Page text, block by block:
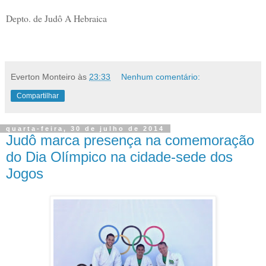
Depto. de Judô A Hebraica
Everton Monteiro às 23:33 Nenhum comentário:
Compartilhar
quarta-feira, 30 de julho de 2014
Judô marca presença na comemoração
do Dia Olímpico na cidade-sede dos
Jogos